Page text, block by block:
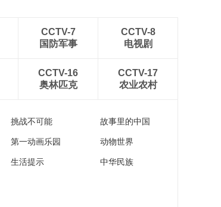
CCTV-7
国防军事
CCTV-8
电视剧
CCTV-16
奥林匹克
CCTV-17
农业农村
挑战不可能 故事里的中国
第一动画乐园 动物世界
生活提示 中华民族